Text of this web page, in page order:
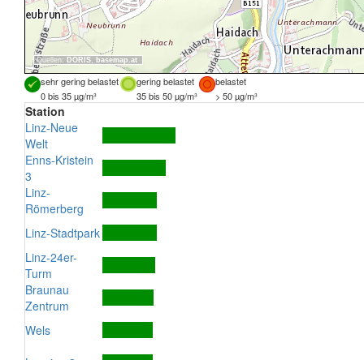
Quellen: DORIS, basemap.at
sehr gering belastet gering belastet
belastet
0 bis 35 µg/m³
35 bis 50 µg/m³ > 50 µg/m³
Station
Linz-Neue
Welt
Enns-Kristein
3
Linz-
Römerberg
Linz-Stadtpark
Linz-24er-
Turm
Braunau
Zentrum
Wels